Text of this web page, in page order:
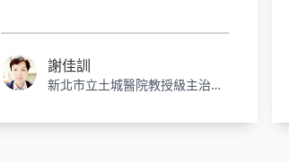
這種物質，當時並不明瞭它的作
用，但後來發現這個物質有抗氧化
的作用，因此後來的研究都是在抗
心血管阻塞、抗發炎的研究，也因
為抗發炎的機轉，有些學者就討論
謝佳訓
新北市立土城醫院教授級主治醫
主任、癌症中心主任